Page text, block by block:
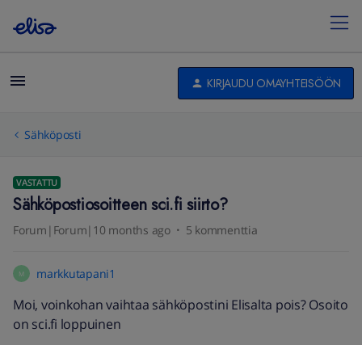
KIRJAUDU OMAYHTEISÖÖN
Sähköposti
VASTATTU
Sähköpostiosoitteen sci.fi siirto?
Forum|Forum|10 months ago 5 kommenttia
M markkutapani1
Moi, voinkohan vaihtaa sähköpostini Elisalta pois? Osoito
on sci.fi loppuinen